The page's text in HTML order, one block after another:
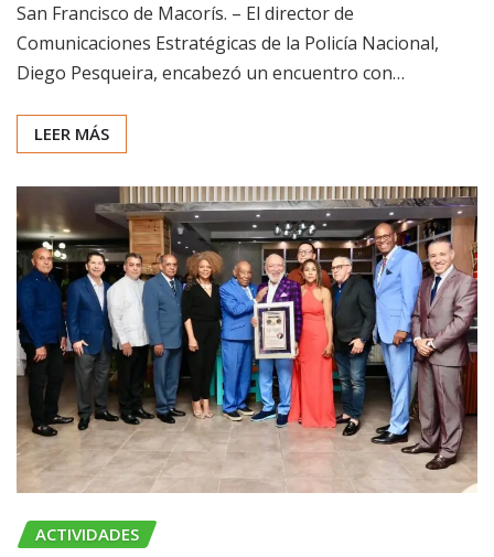
San Francisco de Macorís. – El director de
Comunicaciones Estratégicas de la Policía Nacional,
Diego Pesqueira, encabezó un encuentro con…
LEER MÁS
ACTIVIDADES